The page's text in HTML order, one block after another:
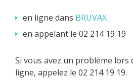
en ligne dans BRUVAX
en appelant le 02 214 19 19
Si vous avez un problème lors
ligne, appelez le 02 214 19 19.